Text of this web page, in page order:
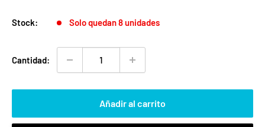
venta
Stock: Solo quedan 8 unidades
Cantidad:
Añadir al carrito